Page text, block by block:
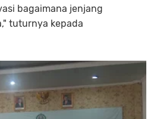
bagaimana jenjang
tuturnya kepada